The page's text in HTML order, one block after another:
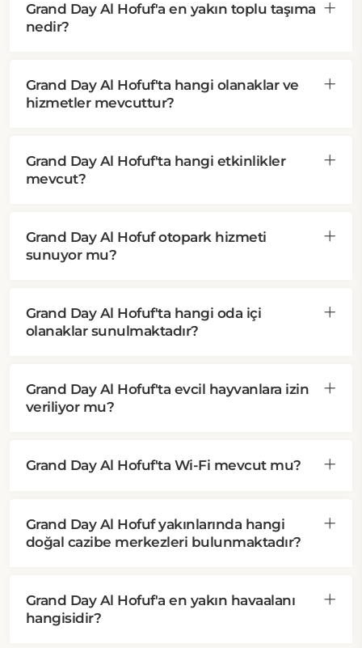
Grand Day Al Hofuf'a en yakın toplu taşıma
nedir?
Grand Day Al Hofuf'ta hangi olanaklar ve
hizmetler mevcuttur?
Grand Day Al Hofuf'ta hangi etkinlikler
mevcut?
Grand Day Al Hofuf otopark hizmeti
sunuyor mu?
Grand Day Al Hofuf'ta hangi oda içi
olanaklar sunulmaktadır?
Grand Day Al Hofuf'ta evcil hayvanlara izin
veriliyor mu?
Grand Day Al Hofuf'ta Wi-Fi mevcut mu?
Grand Day Al Hofuf yakınlarında hangi
doğal cazibe merkezleri bulunmaktadır?
Grand Day Al Hofuf'a en yakın havaalanı
hangisidir?